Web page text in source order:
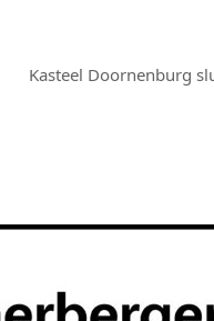
next
Kasteel Doornenburg